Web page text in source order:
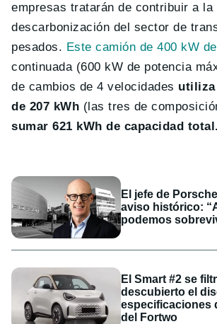
empresas tratarán de contribuir a la
descarbonización del sector de
pesados. Este camión de 400 kW
continuada (600 kW de potencia
de cambios de 4 velocidades
de 207 kWh (las tres de
sumar 621 kWh de capacidad total .
El jefe de
aviso histórico:
podemos
El Smart #2 se
descubierto el
especificaciones
del Fortwo